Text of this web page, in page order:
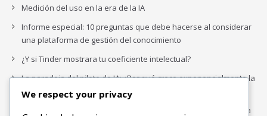
Medición del uso en la era de la IA
Informe especial: 10 preguntas que debe hacerse al considerar
una plataforma de gestión del conocimiento
¿Y si Tinder mostrara tu coeficiente intelectual?
La paradoja del piloto de IA: ¿Por qué crece exponencialmente la
complejidad de la IA empresarial?
Los organigramas de marketing se crearon para los canales. La
We respect your privacy